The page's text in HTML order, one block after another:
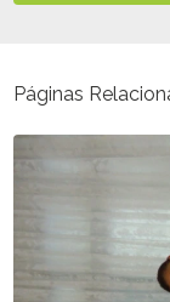
Páginas